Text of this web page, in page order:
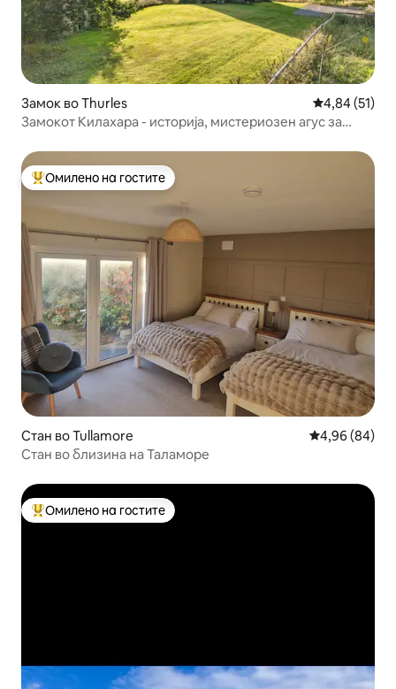
Замок во Thurles Просечна
4,84 (51)
Замокот Килахара - историја, мистериозен агус за
Меѓу најуспешните „Омилени на гостите“
Омилено на гостите
Стан во Tullamore Просечна
4,96 (84)
Стан во близина на Таламоре
Меѓу најуспешните „Омилени на гостите“
Омилено на гостите